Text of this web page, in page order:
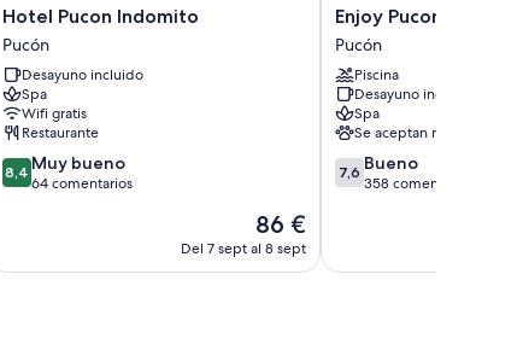
Hotel
Pucon
Indomito
Pucón
Hotel Pucon Indomito
Pucón
Desayuno incluido
Spa
Wifi gratis
Restaurante
8.4
sobre
64 comentarios
8,4 Muy bueno
64 comentarios
El
precio
actual
86 €
Del 7 sept al 8 sept
Enjoy
Pucon
Pucón
Enjoy Pucon
Pucón
Piscina
Desayuno incluido
Spa
Se aceptan mascotas
7.6
sobre
7,6 Bueno
358 comentarios